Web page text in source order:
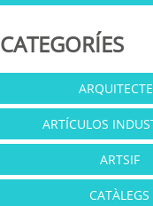
CATEGORÍES
ARTÍCULOS
ARTSIF
CATÀLEGS